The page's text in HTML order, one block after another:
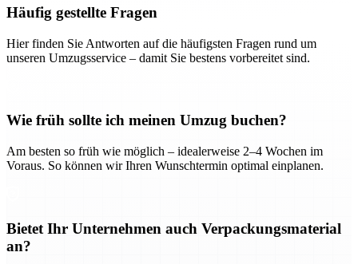
Häufig gestellte Fragen
Hier finden Sie Antworten auf die häufigsten Fragen rund um
unseren Umzugsservice – damit Sie bestens vorbereitet sind.
Wie früh sollte ich meinen Umzug buchen?
Am besten so früh wie möglich – idealerweise 2–4 Wochen im
Voraus. So können wir Ihren Wunschtermin optimal einplanen.
Bietet Ihr Unternehmen auch Verpackungsmaterial
an?